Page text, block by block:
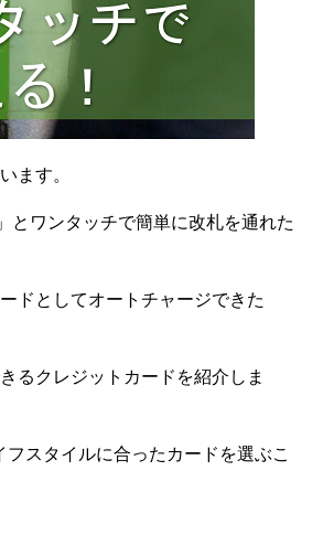
ます。
とワンタッチで簡単に改札を通れた
ドとしてオートチャージできた
るクレジットカードを紹介しま
スタイルに合ったカードを選ぶこ